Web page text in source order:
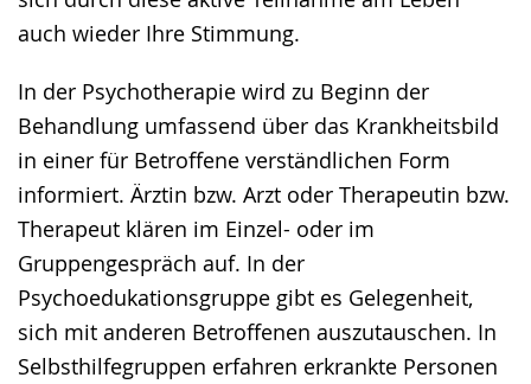
auch wieder Ihre Stimmung.
In der Psychotherapie wird zu Beginn der
Behandlung umfassend über das Krankheitsbild
in einer für Betroffene verständlichen Form
informiert. Ärztin bzw. Arzt oder Therapeutin bzw.
Therapeut klären im Einzel- oder im
Gruppengespräch auf. In der
Psychoedukationsgruppe gibt es Gelegenheit,
sich mit anderen Betroffenen auszutauschen. In
Selbsthilfegruppen erfahren erkrankte Personen